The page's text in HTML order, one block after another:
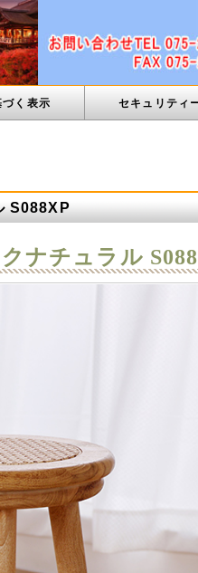
く表示 セキュリティ
S088XP
ナチュラル